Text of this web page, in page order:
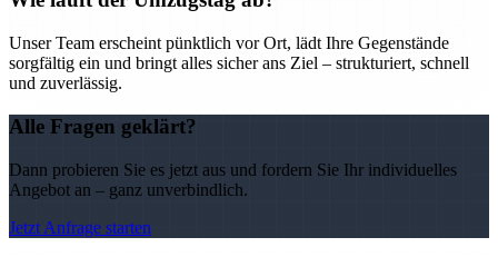
Unser Team erscheint pünktlich vor Ort, lädt Ihre Gegenstände
sorgfältig ein und bringt alles sicher ans Ziel – strukturiert, schnell
und zuverlässig.
Alle Fragen geklärt?
Dann probieren Sie es jetzt aus und fordern Sie Ihr individuelles
Angebot an – ganz unverbindlich.
Jetzt Anfrage starten